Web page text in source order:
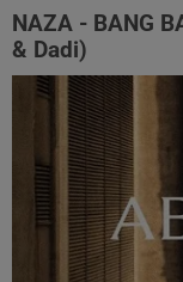
NAZA - BANG
& Dadi)